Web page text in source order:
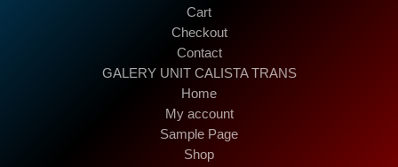
Cart
Checkout
Contact
GALERY UNIT CALISTA TRANS
Home
My account
Sample Page
Shop